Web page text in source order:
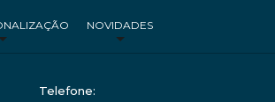
NOVIDADES
Telefone: